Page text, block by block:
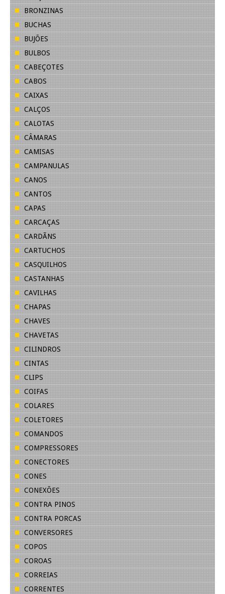
BRONZINAS
BUCHAS
BUJÕES
BULBOS
CABEÇOTES
CABOS
CAIXAS
CALÇOS
CALOTAS
CÂMARAS
CAMISAS
CAMPANULAS
CANOS
CANTOS
CAPAS
CARCAÇAS
CARDÃNS
CARTUCHOS
CASQUILHOS
CASTANHAS
CAVILHAS
CHAPAS
CHAVES
CHAVETAS
CILINDROS
CINTAS
CLIPS
COIFAS
COLARES
COLETORES
COMANDOS
COMPRESSORES
CONECTORES
CONES
CONEXÕES
CONTRA PINOS
CONTRA PORCAS
CONVERSORES
COPOS
COROAS
CORREIAS
CORRENTES